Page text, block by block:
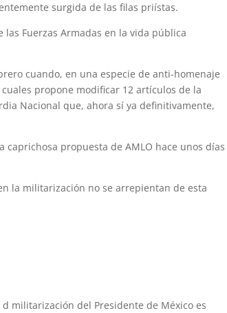
surgida de las filas priístas.
Fuerzas Armadas en la vida pública
cuando, en una especie de anti-homenaje
propone modificar 12 artículos de la
Nacional que, ahora sí ya definitivamente,
propuesta de AMLO hace unos días
la militarización no se arrepientan de esta
militarización del Presidente de México es